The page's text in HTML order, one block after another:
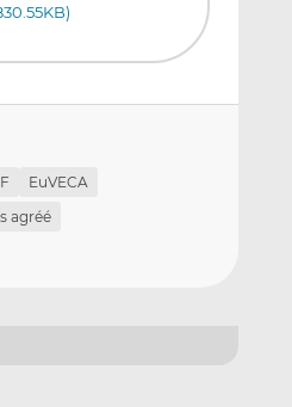
EuVECA
agréé